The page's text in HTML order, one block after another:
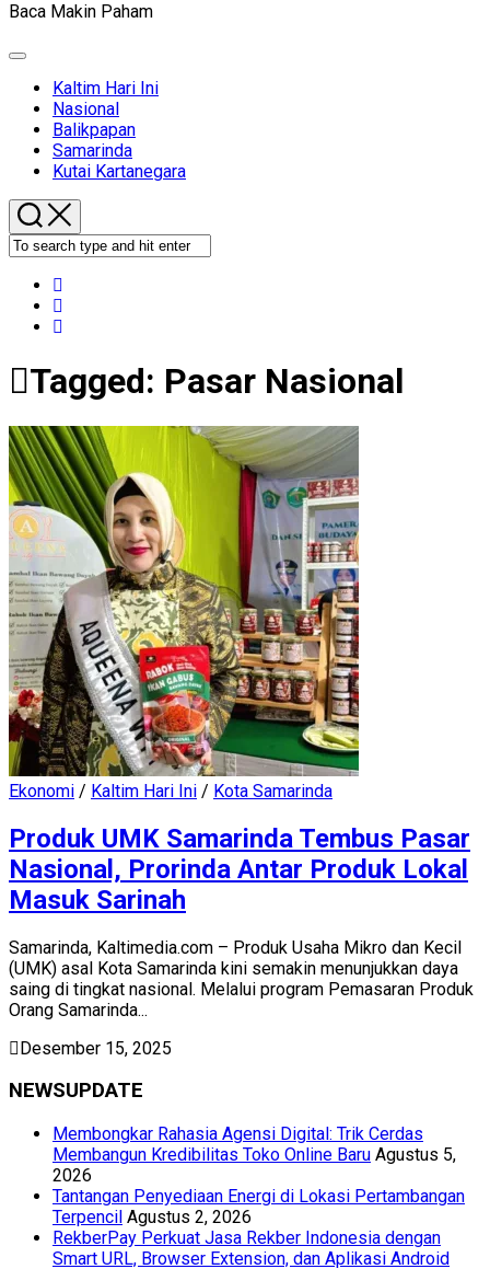
Baca Makin Paham
Expand
Kaltim Hari Ini
Nasional
Balikpapan
Samarinda
Kutai Kartanegara
Tagged: Pasar Nasional
Ekonomi / Kaltim Hari Ini / Kota Samarinda
Produk UMK Samarinda Tembus Pasar
Nasional, Prorinda Antar Produk Lokal
Masuk Sarinah
Samarinda, Kaltimedia.com – Produk Usaha Mikro dan Kecil
(UMK) asal Kota Samarinda kini semakin menunjukkan daya
saing di tingkat nasional. Melalui program Pemasaran Produk
Orang Samarinda...
Desember 15, 2025
NEWSUPDATE
Membongkar Rahasia Agensi Digital: Trik Cerdas
Membangun Kredibilitas Toko Online Baru Agustus 5,
2026
Tantangan Penyediaan Energi di Lokasi Pertambangan
Terpencil Agustus 2, 2026
RekberPay Perkuat Jasa Rekber Indonesia dengan
Smart URL, Browser Extension, dan Aplikasi Android